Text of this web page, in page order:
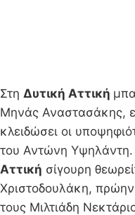
Στη Δυτική Αττική
Μηνάς Αναστασάκης,
κλειδώσει οι
του Αντώνη Υψηλάντη.
Αττική σίγουρη
Χριστοδουλάκη,
τους Μιλτιάδη